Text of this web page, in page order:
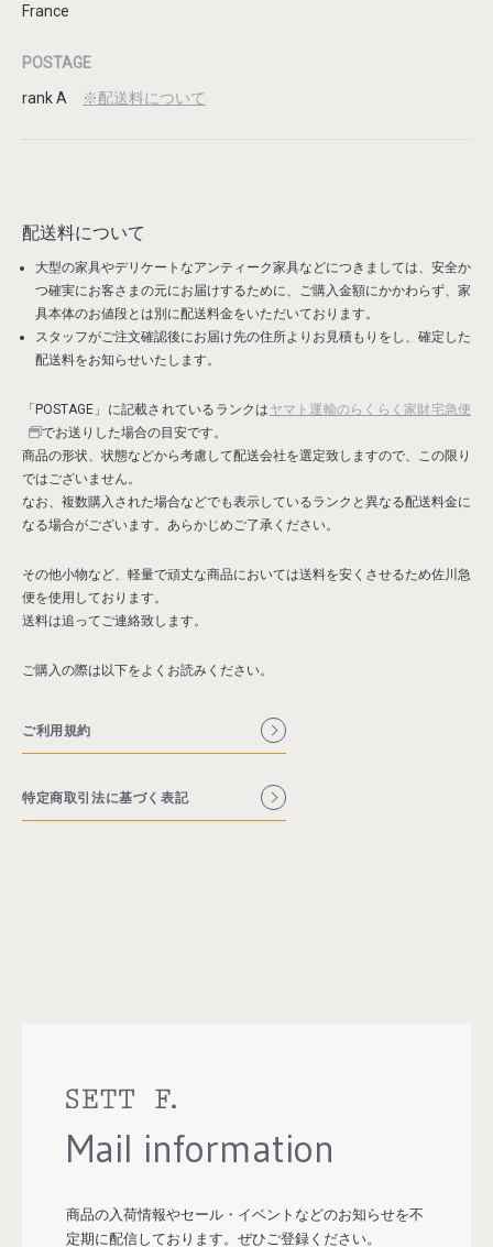
France
POSTAGE
rank A
※配送料について
配送料について
大型の家具やデリケートなアンティーク家具などにつきましては、安全か
つ確実にお客さまの元にお届けするために、ご購入金額にかかわらず、 家
具本体のお値段とは別に配送料金をいただいております。
スタッフがご注文確認後にお届け先の住所よりお見積もりをし、確定した
配送料をお知らせいたします。
「POSTAGE」に記載されているランクは ヤマト運輸のらくらく家財宅急便
でお送りした場合の目安です。
商品の形状、状態などから考慮して配送会社を選定致しますので、この限り
ではございません。
なお、複数購入された場合などでも表示しているランクと異なる配送料金に
なる場合がございます。あらかじめご了承ください。
その他小物など、軽量で頑丈な商品においては送料を安くさせるため佐川急
便を使用しております。
送料は追ってご連絡致します。
ご購入の際は以下をよくお読みください。
ご利用規約
特定商取引法に基づく表記
Mail information
商品の入荷情報やセール・イベントなどのお知らせを不
定期に配信しております。 ぜひご登録ください。